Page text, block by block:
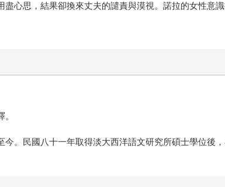
心思，結果卻換來丈夫的譴責與漠視。諾拉的女性意
。民國八十一年取得淡大西洋語文研究所碩士學位後